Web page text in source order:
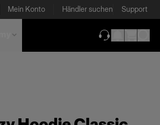
Mein Konto Händler suchen Support